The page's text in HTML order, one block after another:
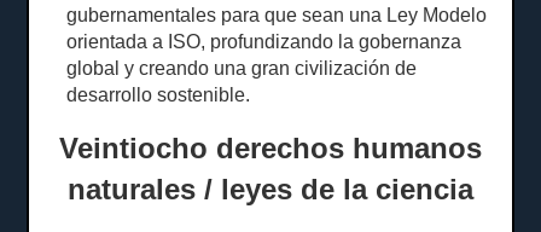
gubernamentales para que sean una Ley Modelo
orientada a ISO, profundizando la gobernanza
global y creando una gran civilización de
desarrollo sostenible.
Veintiocho derechos humanos
naturales / leyes de la ciencia